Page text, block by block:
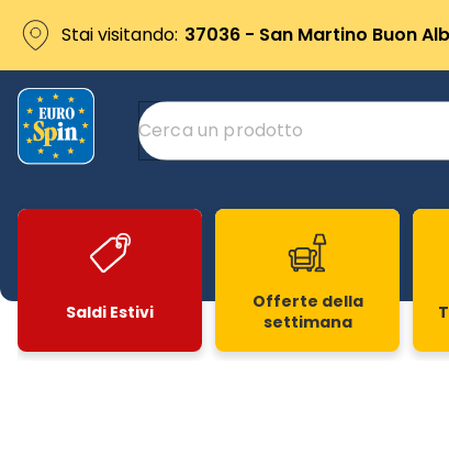
Stai visitando: 37036 - San Martino Buon
Saldi Estivi
Offerte della
settimana